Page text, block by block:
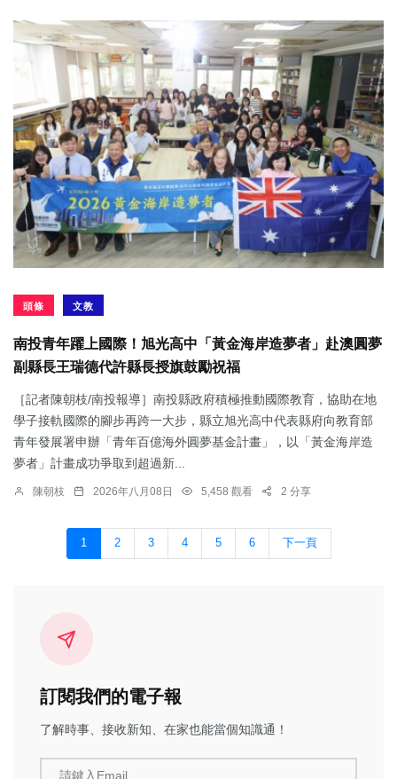
頭條 文教
南投青年躍上國際！旭光高中「黃金海岸造夢者」赴澳圓夢
副縣長王瑞德代許縣長授旗鼓勵祝福
［記者陳朝枝/南投報導］南投縣政府積極推動國際教育，協助在地
學子接軌國際的腳步再跨一大步，縣立旭光高中代表縣府向教育部
青年發展署申辦「青年百億海外圓夢基金計畫」，以「黃金海岸造
夢者」計畫成功爭取到超過新...
陳朝枝 2026年八月08日 5,458 觀看 2 分享
1 2 3 4 5 6 下一頁
訂閱我們的電子報
了解時事、接收新知、在家也能當個知識通！
請鍵入Email